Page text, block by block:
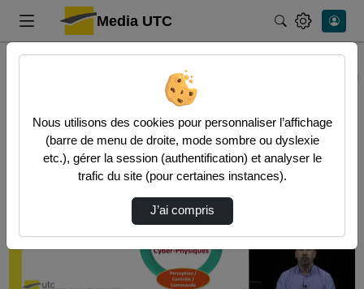
Media UTC Rechercher
Adouane Ines V2
Lire
la
Nous utilisons des cookies pour personnaliser l’affichage
(barre de menu de droite, mode sombre ou dyslexie
etc.), gérer la session (authentification) et analyser le
trafic du site (pour certaines instances).
J’ai compris